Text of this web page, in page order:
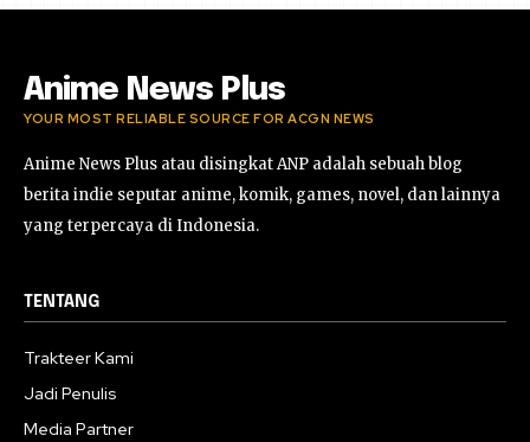
Anime News Plus
YOUR MOST RELIABLE SOURCE FOR ACGN NEWS
Anime News Plus atau disingkat ANP adalah sebuah blog
berita indie seputar anime, komik, games, novel, dan lainnya
yang terpercaya di Indonesia.
TENTANG
Trakteer Kami
Jadi Penulis
Media Partner